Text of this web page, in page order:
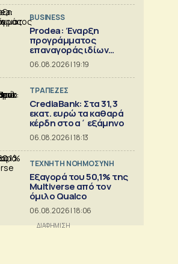
BUSINESS
Prodea: Έναρξη
προγράμματος
επαναγοράς ιδίων
μετοχών
06.08.2026 | 19:19
ΤΡΑΠΕΖΕΣ
CrediaBank: Στα 31,3
εκατ. ευρώ τα καθαρά
κέρδη στο α΄ εξάμηνο
06.08.2026 | 18:13
TΕΧΝΗΤΗ ΝΟΗΜΟΣΥΝΗ
Εξαγορά του 50,1% της
Multiverse από τον
όμιλο Qualco
06.08.2026 | 18:06